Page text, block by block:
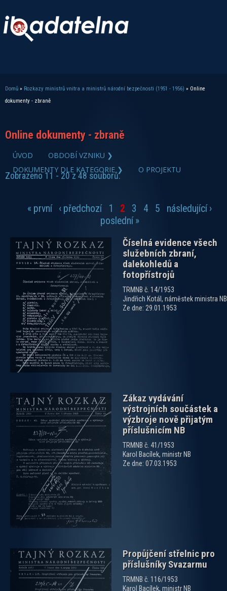
Jste zde
Domů » Rozkazy ministrů vnitra a ministrů národní bezpečnosti (1951 - 1956) » Online
dokumenty - zbraně
Online dokumenty - zbraně
ÚVOD
OBDOBÍ VZNIKU ❯
DOKUMENTY DLE KATEGORIE ❯
O PROJEKTU
Zobrazeno 11 - 20 z 48 souborů.
« první ‹ předchozí 1 2 3 4 5
následující ›
poslední »
Číselná evidence všech
služebních zbraní,
dalekohledů a
fotopřístrojů
TRMNB č. 14/1953
Jindřich Kotál, náměstek ministra NB
Ze dne: 29.01.1953
zobrazit PDF dokument
Zákaz vydávání
výstrojních součástek a
výzbroje nově přijatým
příslušnicím NB
TRMNB č. 41/1953
Karol Bacílek, ministr NB
Ze dne: 07.03.1953
zobrazit PDF dokument
Propůjčení střelnic pro
příslušníky Svazarmu
TRMNB č. 116/1953
Karol Bacílek, ministr NB
zobrazit PDF dokument